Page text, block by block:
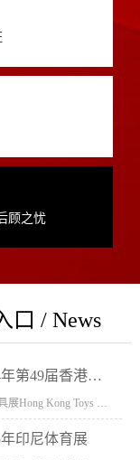
顾之忧
口 / News
我司将参加2024年第49届香港玩具展Hong Kong Toys & Games Fair 欢迎新···
印尼体育展